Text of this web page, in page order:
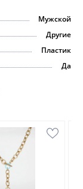
Мужской
Другие
Пластик
Да